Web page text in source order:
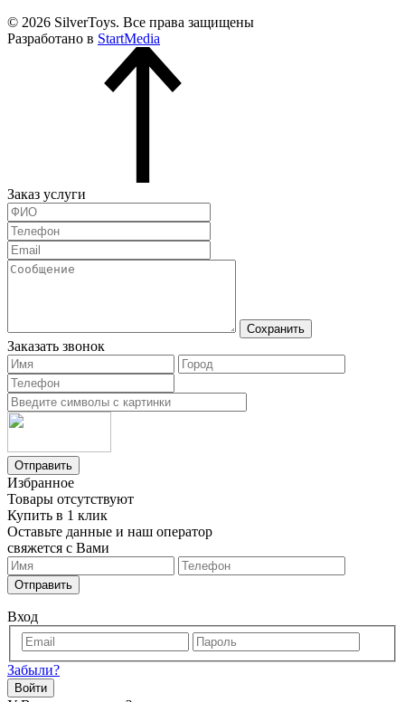
© 2026 SilverToys. Все права защищены
Разработано в StartMedia
Заказ услуги
Сохранить
Заказать звонок
Отправить
Избранное
Товары отсутствуют
Купить в 1 клик
Оставьте данные и наш оператор
свяжется с Вами
Отправить
Вход
Забыли?
Войти